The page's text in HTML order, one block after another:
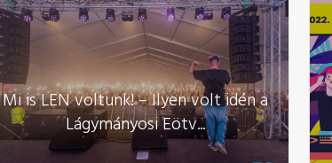
Mi is LEN voltunk! – Ilyen volt idén a
Lágymányosi Eötv...